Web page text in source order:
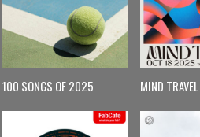
100 SONGS OF 2025 MIND TRAVEL